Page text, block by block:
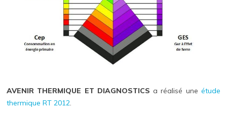
AVENIR THERMIQUE ET DIAGNOSTICS a réalisé une étude
thermique RT 2012